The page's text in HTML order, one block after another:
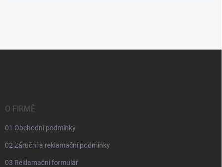
O FIRMĚ
01 Obchodní podmínky
02 Záruční a reklamační podmínky
03 Reklamační formulář